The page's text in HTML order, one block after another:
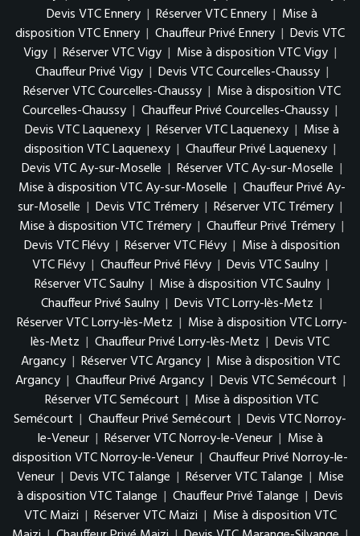
Devis VTC Ennery | Réserver VTC Ennery | Mise à
disposition VTC Ennery | Chauffeur Privé Ennery | Devis VTC
Vigy | Réserver VTC Vigy | Mise à disposition VTC Vigy |
Chauffeur Privé Vigy | Devis VTC Courcelles-Chaussy |
Réserver VTC Courcelles-Chaussy | Mise à disposition VTC
Courcelles-Chaussy | Chauffeur Privé Courcelles-Chaussy |
Devis VTC Laquenexy | Réserver VTC Laquenexy | Mise à
disposition VTC Laquenexy | Chauffeur Privé Laquenexy |
Devis VTC Ay-sur-Moselle | Réserver VTC Ay-sur-Moselle |
Mise à disposition VTC Ay-sur-Moselle | Chauffeur Privé Ay-
sur-Moselle | Devis VTC Trémery | Réserver VTC Trémery |
Mise à disposition VTC Trémery | Chauffeur Privé Trémery |
Devis VTC Flévy | Réserver VTC Flévy | Mise à disposition
VTC Flévy | Chauffeur Privé Flévy | Devis VTC Saulny |
Réserver VTC Saulny | Mise à disposition VTC Saulny |
Chauffeur Privé Saulny | Devis VTC Lorry-lès-Metz |
Réserver VTC Lorry-lès-Metz | Mise à disposition VTC Lorry-
lès-Metz | Chauffeur Privé Lorry-lès-Metz | Devis VTC
Argancy | Réserver VTC Argancy | Mise à disposition VTC
Argancy | Chauffeur Privé Argancy | Devis VTC Semécourt |
Réserver VTC Semécourt | Mise à disposition VTC
Semécourt | Chauffeur Privé Semécourt | Devis VTC Norroy-
le-Veneur | Réserver VTC Norroy-le-Veneur | Mise à
disposition VTC Norroy-le-Veneur | Chauffeur Privé Norroy-le-
Veneur | Devis VTC Talange | Réserver VTC Talange | Mise
à disposition VTC Talange | Chauffeur Privé Talange | Devis
VTC Maizi | Réserver VTC Maizi | Mise à disposition VTC